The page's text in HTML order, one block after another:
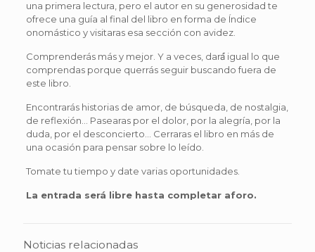
una primera lectura, pero el autor en su generosidad te
ofrece una guía al final del libro en forma de Índice
onomástico y visitaras esa sección con avidez.
Comprenderás más y mejor. Y a veces, dará́ igual lo que
comprendas porque querrás seguir buscando fuera de
este libro.
Encontrarás historias de amor, de búsqueda, de nostalgia,
de reflexión… Pasearas por el dolor, por la alegría, por la
duda, por el desconcierto… Cerraras el libro en más de
una ocasión para pensar sobre lo leído.
Tomate tu tiempo y date varias oportunidades.
La entrada será libre hasta completar aforo.
Noticias relacionadas